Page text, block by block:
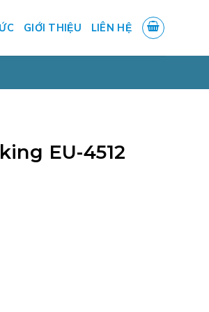
GIỚI THIỆU LIÊN HỆ
EU-4512